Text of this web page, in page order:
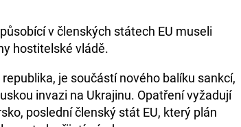
v členských státech EU museli
hostitelské vládě.
je součástí nového balíku sankcí,
invazi na Ukrajinu. Opatření vyžadují
poslední členský stát EU, který plán